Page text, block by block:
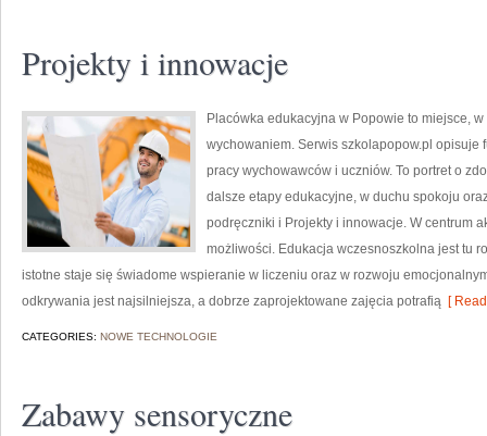
Projekty i innowacje
Placówka edukacyjna w Popowie to miejsce,
wychowaniem. Serwis szkolapopow.pl
pracy wychowawców i uczniów. To portret o
dalsze etapy edukacyjne, w duchu spokoju
podręczniki i Projekty i innowacje. W centrum
możliwości. Edukacja wczesnoszkolna jest tu
istotne staje się świadome wspieranie w liczeniu oraz w rozwoju
odkrywania jest najsilniejsza, a dobrze zaprojektowane zajęcia potrafią [
CATEGORIES: NOWE TECHNOLOGIE
Zabawy sensoryczne